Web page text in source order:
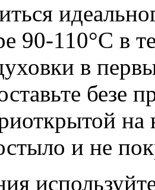
90-110°C в
в
безе
и не